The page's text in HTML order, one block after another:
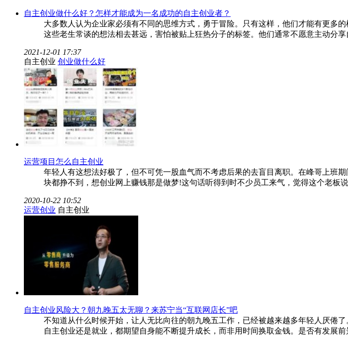
自主创业做什么好？怎样才能成为一名成功的自主创业者？
大多数人认为企业家必须有不同的思维方式，勇于冒险。只有这样，他们才能有更多
这些老生常谈的想法相去甚远，害怕被贴上狂热分子的标签。他们通常不愿意主动分
2021-12-01 17:37
自主创业 创业做什么好
运营项目怎么自主创业
年轻人有这想法好极了，但不可凭一股血气而不考虑后果的去盲目离职。在峰哥上班
块都挣不到，想创业网上赚钱那是做梦!这句话听得到时不少员工来气，觉得这个老板
2020-10-22 10:52
运营创业 自主创业
自主创业风险大？朝九晚五太无聊？来苏宁当“互联网店长”吧
不知道从什么时候开始，让人无比向往的朝九晚五工作，已经被越来越多年轻人厌倦
自主创业还是就业，都期望自身能不断提升成长，而非用时间换取金钱。是否有发展